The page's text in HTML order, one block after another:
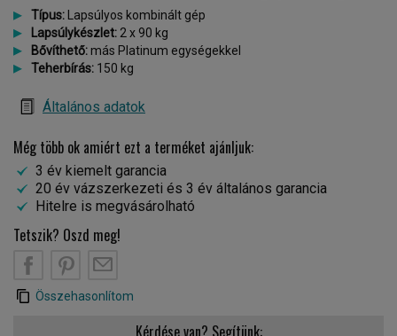
Típus: Lapsúlyos kombinált gép
Lapsúlykészlet: 2 x 90 kg
Bővíthető:más Platinum egységekkel
Teherbírás: 150 kg
Általános adatok
Még több ok amiért ezt a terméket ajánljuk:
3 év kiemelt garancia
20 év vázszerkezeti és 3 év általános garancia
Hitelre is megvásárolható
Tetszik? Oszd meg!
Összehasonlítom
Kérdése van? Segítünk: